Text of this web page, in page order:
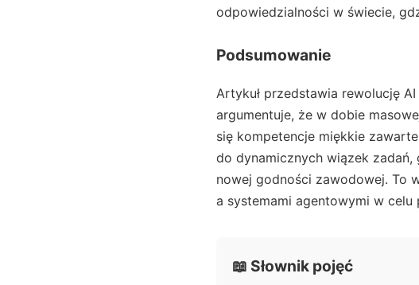
odpowiedzialności w świecie,
Podsumowanie
Artykuł przedstawia rewolucję
argumentuje, że w dobie
się kompetencje miękkie
do dynamicznych wiązek
nowej godności zawodowej. To
a systemami agentowymi w
📖 Słownik pojęć